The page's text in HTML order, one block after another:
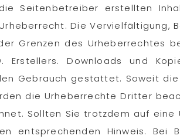
Seitenbetreiber erstellten
Die Vervielfältigung,
Grenzen des Urheberrechtes
Erstellers. Downloads und
Gebrauch gestattet. Soweit
die Urheberrechte Dritter
Sollten Sie trotzdem auf
entsprechenden Hinweis. Bei